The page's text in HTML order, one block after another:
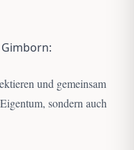
und gemeinsam
sondern auch